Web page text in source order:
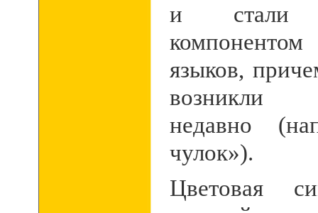
и стали
языков,
возникли
недавно
чулок»).
Цветовая